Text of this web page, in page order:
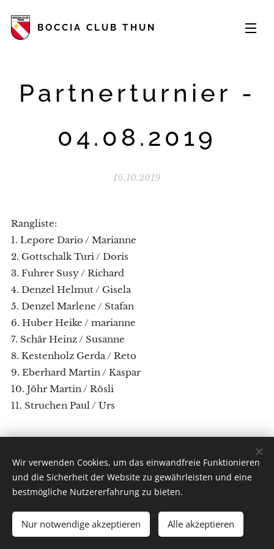
BOCCIA CLUB THUN
Partnerturnier -
04.08.2019
16.10.2019
Rangliste:
1. Lepore Dario / Marianne
2. Gottschalk Turi / Doris
3. Fuhrer Susy / Richard
4. Denzel Helmut / Gisela
5. Denzel Marlene / Stafan
6. Huber Heike / marianne
7. Schär Heinz / Susanne
8. Kestenholz Gerda / Reto
9. Eberhard Martin / Kaspar
10. Jöhr Martin / Rösli
11. Struchen Paul / Urs
by New-Webdesign.ch 2020
Impressum
Datenschutzerklärung
Cookies
Wir verwenden Cookies, um das einwandfreie Funktionieren
und die Sicherheit der Website zu gewährleisten und eine
bestmögliche Nutzererfahrung zu bieten.
Nur notwendige akzeptieren Alle akzeptieren